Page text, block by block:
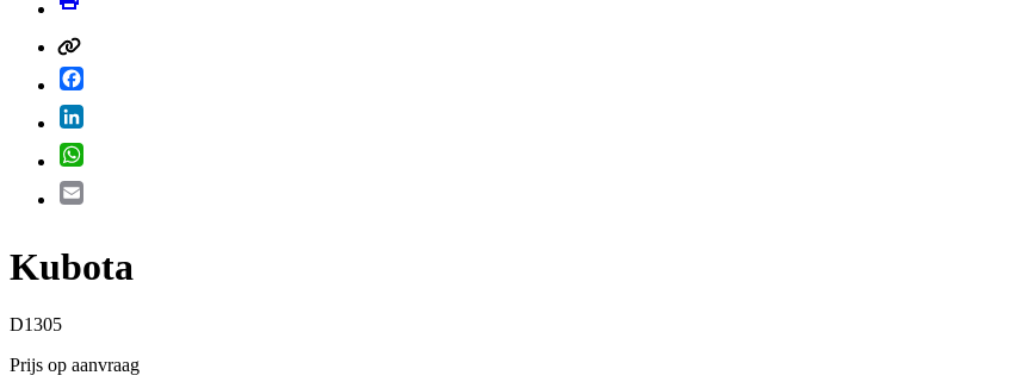
Kubota
D1305
Prijs op aanvraag